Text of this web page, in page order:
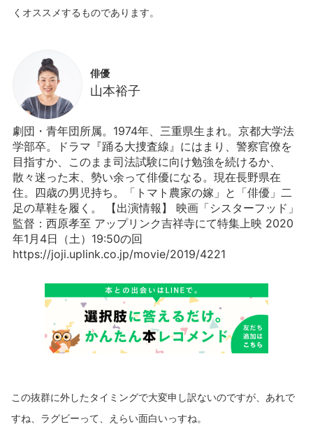
俳優
山本裕子
劇団・青年団所属。1974年、三重県生まれ。京都大学法
学部卒。ドラマ『踊る大捜査線』にはまり、警察官僚を
目指すか、このまま司法試験に向け勉強を続けるか、
散々迷った末、勢い余って俳優になる。現在長野県在
住。四歳の男児持ち。「トマト農家の嫁」と「俳優」二
足の草鞋を履く。 【出演情報】 映画「シスターフッド」
監督：西原孝至 アップリンク吉祥寺にて特集上映 2020
年1月4日（土）19:50の回
https://joji.uplink.co.jp/movie/2019/4221
この抜群に外したタイミングで大変申し訳ないのですが、あれで
すね、ラグビーって、えらい面白いっすね。